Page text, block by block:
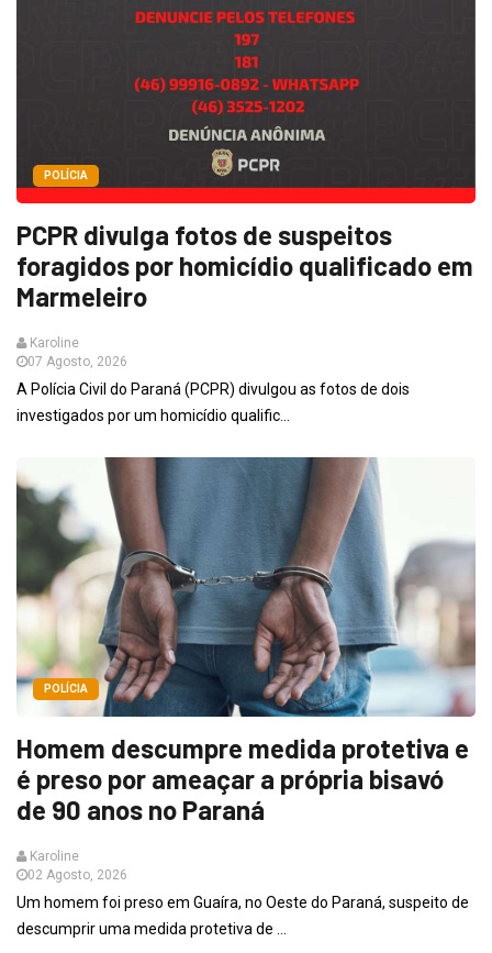
POLÍCIA
PCPR divulga fotos de suspeitos
foragidos por homicídio qualificado em
Marmeleiro
Karoline
07 Agosto, 2026
A Polícia Civil do Paraná (PCPR) divulgou as fotos de dois
investigados por um homicídio qualific...
POLÍCIA
Homem descumpre medida protetiva e
é preso por ameaçar a própria bisavó
de 90 anos no Paraná
Karoline
02 Agosto, 2026
Um homem foi preso em Guaíra, no Oeste do Paraná, suspeito de
descumprir uma medida protetiva de ...